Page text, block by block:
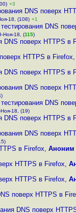
+3
DNS поверх
18, (108) +1
DNS
Ноя-18, (115)
DNS поверх HTTPS в
HTTPS в Firefox
DNS поверх HTTPS в
DNS поверх
DNS
18, (19)
DNS поверх HTTPS в
DNS поверх
в Firefox, Аноним
HTTPS в Firefox,
HTTPS в Firefox,
поверх HTTPS в
DNS поверх